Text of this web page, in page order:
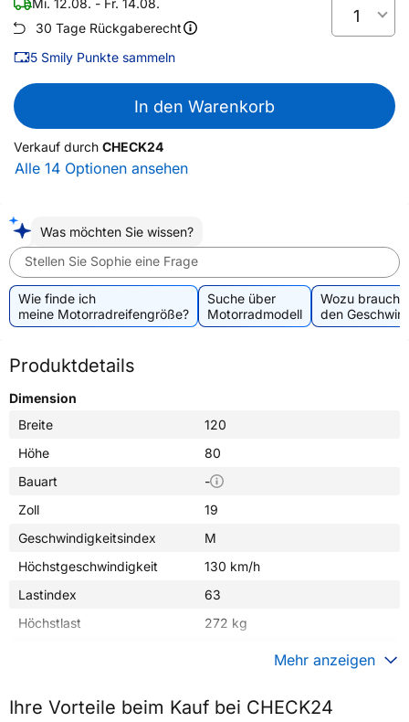
Mi. 12.08. - Fr. 14.08.
30 Tage Rückgaberecht
5 Smily Punkte sammeln
1
In den Warenkorb
Verkauf durch CHECK24
Alle 14 Optionen ansehen
Was möchten Sie wissen?
Stellen Sie Sophie eine Frage
Wie finde ich
meine Motorradreifengröße?
Suche über
Motorradmodell
Wozu
den
Produktdetails
Dimension
Breite
120
Höhe
80
Bauart
-
Zoll
19
Geschwindigkeitsindex
M
Höchstgeschwindigkeit
130 km/h
Lastindex
63
Höchstlast
272 kg
Fahrzeugtyp
Motorrad
Mehr anzeigen
Ihre Vorteile beim Kauf bei CHECK24